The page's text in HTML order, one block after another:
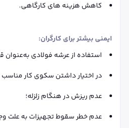
کاهش هزینه های کارگاهی.
ایمنی بیشتر برای کارگران:
استفاده از عرشه فولادی
در اختیار داشتن سکوی کار مناسب
عدم ریزش در هنگام زلزله؛
عدم خطر سقوط تجهیزات به علت